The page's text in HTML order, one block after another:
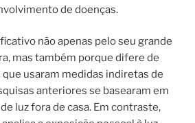
de doenças.
não apenas pelo seu grande
mas também porque difere de
usaram medidas indiretas de
anteriores se basearam em
luz fora de casa. Em contraste,